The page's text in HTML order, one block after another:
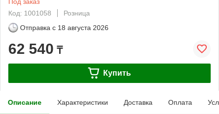
Код: 1001058
Розница
Отправка с 18 августа 2026
62 540 ₸
Купить
Описание Характеристики Доставка Оплата